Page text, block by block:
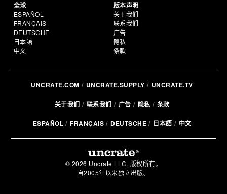
全球
ESPAÑOL
FRANÇAIS
DEUTSCHE
日本語
中文
版本声明
关于我们
联系我们
广告
隐私
条款
UNCRATE.COM UNCRATE.SUPPLY UNCRATE.TV
关于我们 联系我们 广告 隐私 条款
ESPAÑOL FRANÇAIS DEUTSCHE 日本語 中文
© 2026 Uncrate LLC. 版权所有。
自2005年以来独立出版。